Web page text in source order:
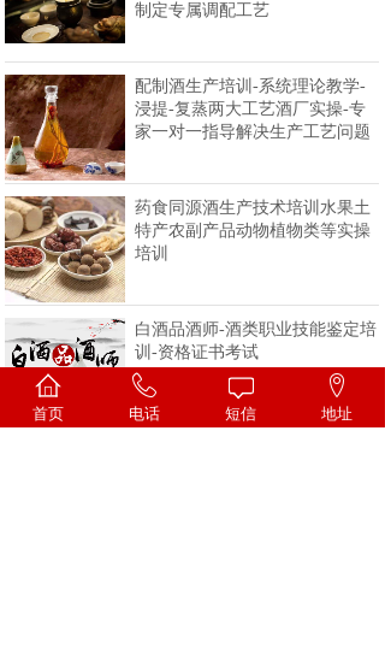
制定专属调配工艺
配制酒生产培训-系统理论教学-
浸提-复蒸两大工艺酒厂实操-专
家一对一指导解决生产工艺问题
药食同源酒生产技术培训水果土
特产农副产品动物植物类等实操
培训
白酒品酒师-酒类职业技能鉴定培
训-资格证书考试
首页 电话 短信 地址